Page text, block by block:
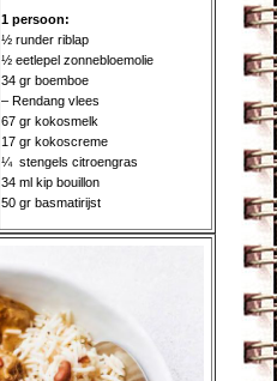
1 persoon:
½ runder riblap
½ eetlepel zonnebloemolie
34 gr boemboe
– Rendang vlees
67 gr kokosmelk
17 gr kokoscreme
¼ stengels citroengras
34 ml kip bouillon
50 gr basmatirijst